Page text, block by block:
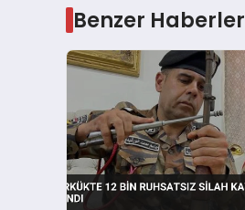
Benzer Haberler